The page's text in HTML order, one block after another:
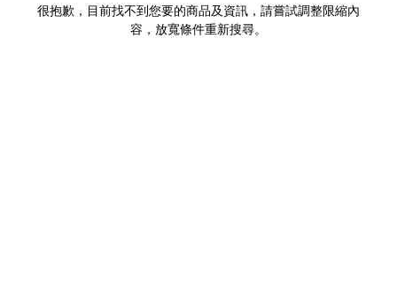
很抱歉，目前找不到您要的商品及資訊，請嘗試調整限縮內
容，放寬條件重新搜尋。